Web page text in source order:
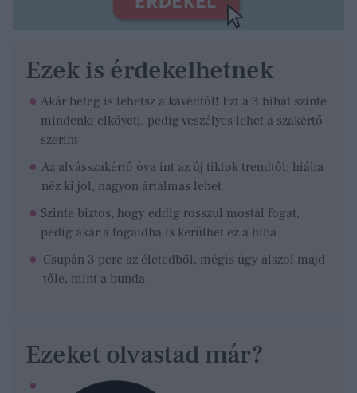
Ezek is érdekelhetnek
Akár beteg is lehetsz a kávédtól! Ezt a 3 hibát szinte
mindenki elköveti, pedig veszélyes lehet a szakértő
szerint
Az alvásszakértő óva int az új tiktok trendtől: hiába
néz ki jól, nagyon ártalmas lehet
Szinte biztos, hogy eddig rosszul mostál fogat,
pedig akár a fogaidba is kerülhet ez a hiba
Csupán 3 perc az életedből, mégis úgy alszol majd
tőle, mint a bunda
Ezeket olvastad már?